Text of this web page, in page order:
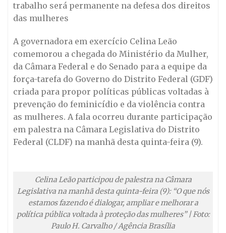
trabalho será permanente na defesa dos direitos
das mulheres
A governadora em exercício Celina Leão
comemorou a chegada do Ministério da Mulher,
da Câmara Federal e do Senado para a equipe da
força-tarefa do Governo do Distrito Federal (GDF)
criada para propor políticas públicas voltadas à
prevenção do feminicídio e da violência contra
as mulheres. A fala ocorreu durante participação
em palestra na Câmara Legislativa do Distrito
Federal (CLDF) na manhã desta quinta-feira (9).
Celina Leão participou de palestra na Câmara
Legislativa na manhã desta quinta-feira (9): “O que nós
estamos fazendo é dialogar, ampliar e melhorar a
política pública voltada à proteção das mulheres” | Foto:
Paulo H. Carvalho / Agência Brasília